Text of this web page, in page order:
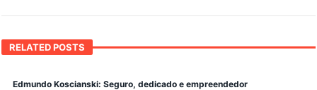
RELATED POSTS
Edmundo Koscianski: Seguro, dedicado e empreendedor